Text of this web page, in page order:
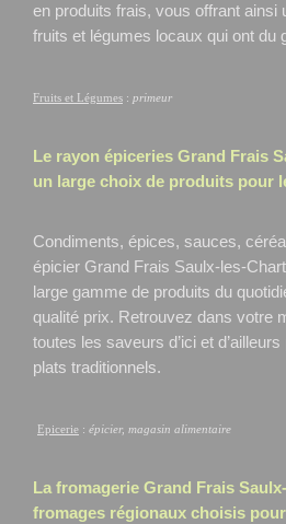
en produits frais, vous offrant ainsi
fruits et légumes locaux qui ont du
Fruits et Légumes : primeur
Le rayon épiceries Grand Frais
un large choix de produits pour
Condiments, épices, sauces,
épicier Grand Frais Saulx-les-
large gamme de produits du
qualité prix. Retrouvez dans votre
toutes les saveurs d’ici et
plats traditionnels.
Epicerie : épicier, magasin alimentaire
La fromagerie Grand Frais
fromages régionaux choisis